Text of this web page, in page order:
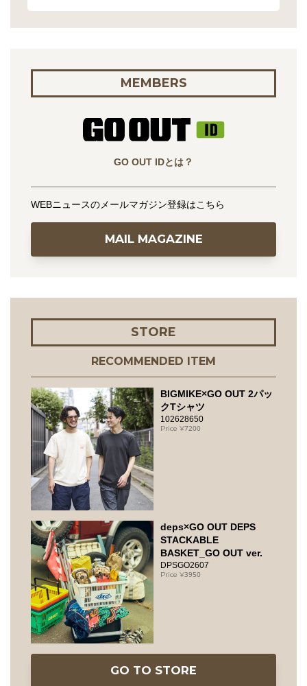
MEMBERS
GO OUT IDとは？
WEBニュースのメールマガジン登録はこちら
MAIL MAGAZINE
STORE
RECOMMENDED ITEM
BIGMIKE×GO OUT 2パッ
クTシャツ
102628650
7200
deps×GO OUT DEPS
STACKABLE
BASKET_GO OUT ver.
DPSGO2607
3950
GO TO STORE